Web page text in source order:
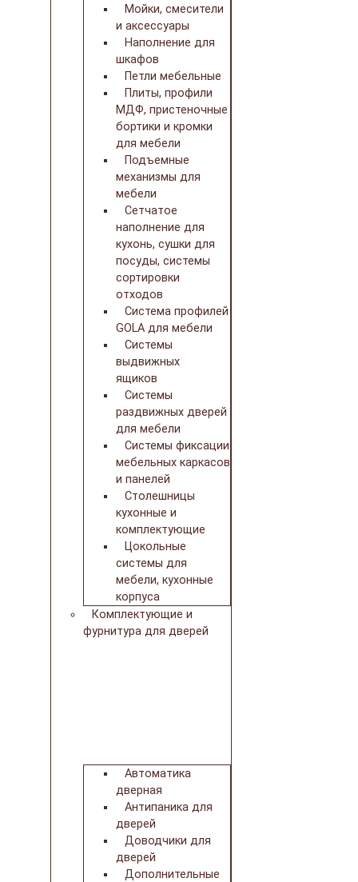
Мойки, смесители
и аксессуары
Наполнение для
шкафов
Петли мебельные
Плиты, профили
МДФ, пристеночные
бортики и кромки
для мебели
Подъемные
механизмы для
мебели
Сетчатое
наполнение для
кухонь, сушки для
посуды, системы
сортировки
отходов
Система профилей
GOLA для мебели
Системы
выдвижных
ящиков
Системы
раздвижных дверей
для мебели
Системы фиксации
мебельных каркасов
и панелей
Столешницы
кухонные и
комплектующие
Цокольные
системы для
мебели, кухонные
корпуса
Комплектующие и
фурнитура для дверей
Автоматика
дверная
Антипаника для
дверей
Доводчики для
дверей
Дополнительные